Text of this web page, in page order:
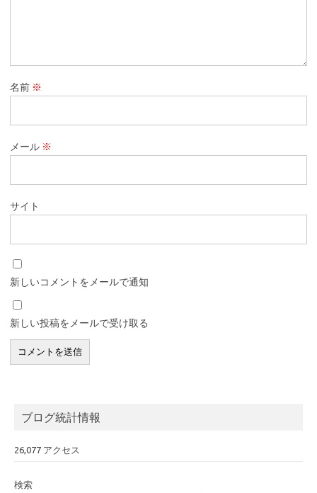
名前 ※
メール ※
サイト
新しいコメントをメールで通知
新しい投稿をメールで受け取る
ブログ統計情報
26,077 アクセス
検索